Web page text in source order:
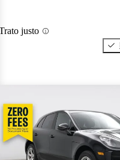
justo
este Aviso